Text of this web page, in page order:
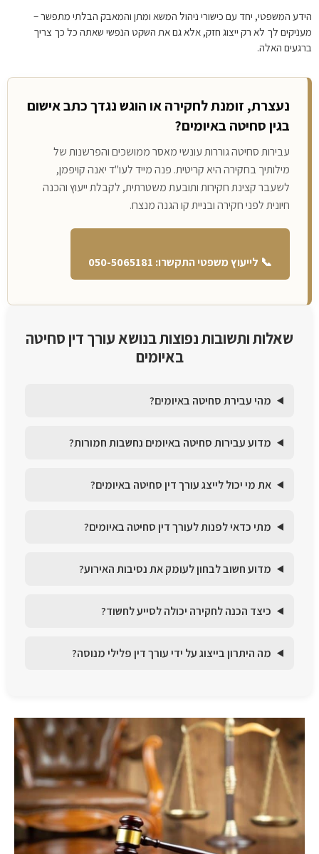
הידע המשפטי, יחד עם כישורי ניהול המשא ומתן והמאבק הבלתי מתפשר –
מעניקים לך לא רק ייצוג חזק, אלא גם את השקט הנפשי שאתה כל כך צריך
ברגעים האלה.
נעצרת, זומנת לחקירה או הוגש נגדך כתב אישום
בגין סחיטה באיומים?
עבירות סחיטה גוררות עונשי מאסר ממושכים והפרשנות של
מילותיך בחקירה היא קריטית. פנה מייד לעו"ד יאנה קויפמן,
לשעבר קצינת חקירות ותובעת משטרתית, לקבלת ייעוץ והכנה
חיונית לפני חקירה ובניית קו הגנה מנצח.
📞 לייעוץ משפטי התקשרו: 050-5065181
שאלות ותשובות נפוצות בנושא עורך דין סחיטה
באיומים
מהי עבירת סחיטה באיומים?
מדוע עבירות סחיטה באיומים נחשבות חמורות?
את מי יכול לייצג עורך דין סחיטה באיומים?
מתי כדאי לפנות לעורך דין סחיטה באיומים?
מדוע חשוב לבחון לעומק את נסיבות האירוע?
כיצד הכנה לחקירה יכולה לסייע לחשוד?
מה היתרון בייצוג על ידי עורך דין פלילי מנוסה?